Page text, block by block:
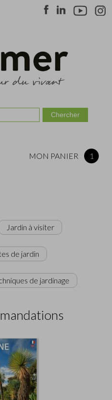
MON PANIER 1
Jardin à visiter
de jardin
de jardinage